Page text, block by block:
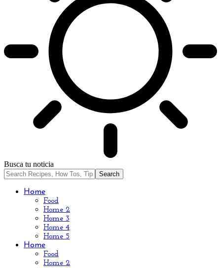
Busca tu noticia
Home
Food
Home 2
Home 3
Home 4
Home 5
Home
Food
Home 2